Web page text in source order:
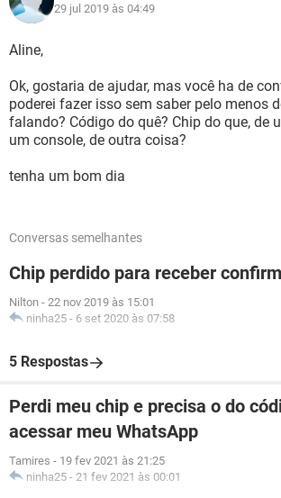
29 jul 2019 às 04:49
Aline,
Ok, gostaria de ajudar, mas você ha de
poderei fazer isso sem saber pelo menos
falando? Código do quê? Chip do que, de
um console, de outra coisa?
tenha um bom dia
Conversas semelhantes
Chip perdido para receber
Nilton - 22 nov 2019 às 15:01
ninha25 - 6 set 2020 às 07:58
5 Respostas
Perdi meu chip e precisa o do
acessar meu WhatsApp
Tamires - 19 fev 2021 às 21:25
ninha25 - 21 fev 2021 às 00:01